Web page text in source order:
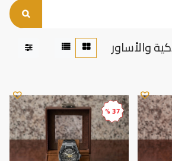
والأساور
37 %